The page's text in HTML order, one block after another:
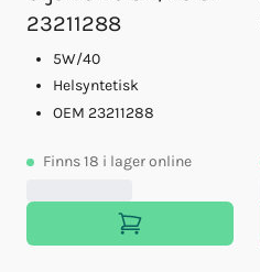
23211288
5W/40
Helsyntetisk
OEM 23211288
Finns18 i lager online